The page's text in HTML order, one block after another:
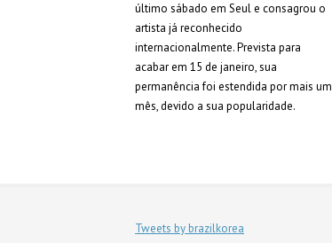
último sábado em Seul e consagrou o
artista já reconhecido
internacionalmente. Prevista para
acabar em 15 de janeiro, sua
permanência foi estendida por mais um
mês, devido a sua popularidade.
Tweets by brazilkorea